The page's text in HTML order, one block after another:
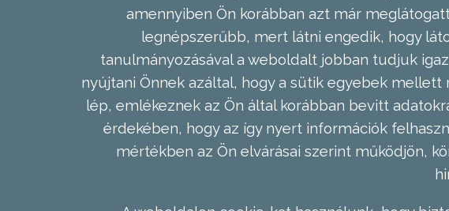
amennyiben Ön korábban azt már
legnépszerűbb, mert látni engedik, hogy
tanulmányozásával a weboldalt jobban tudjuk
nyújtani Önnek azáltal, hogy a sütik egyebek
lép, emlékeznek az Ön által korábban bevitt
érdekében, hogy az így nyert információk
mértékben az Ön elvárásai szerint működjön,